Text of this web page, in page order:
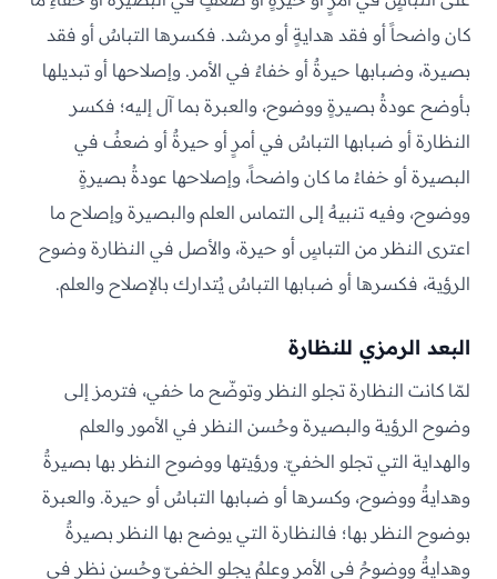
كان واضحاً أو فقد هدايةٍ أو مرشد. فكسرها التباسٌ أو فقد
بصيرة، وضبابها حيرةٌ أو خفاءٌ في الأمر. وإصلاحها أو تبديلها
بأوضح عودةُ بصيرةٍ ووضوح، والعبرة بما آل إليه؛ فكسر
النظارة أو ضبابها التباسٌ في أمرٍ أو حيرةٌ أو ضعفٌ في
البصيرة أو خفاءُ ما كان واضحاً، وإصلاحها عودةُ بصيرةٍ
ووضوح، وفيه تنبيهٌ إلى التماس العلم والبصيرة وإصلاح ما
اعترى النظر من التباسٍ أو حيرة، والأصل في النظارة وضوح
الرؤية، فكسرها أو ضبابها التباسٌ يُتدارك بالإصلاح والعلم.
البعد الرمزي للنظارة
لمّا كانت النظارة تجلو النظر وتوضّح ما خفي، فترمز إلى
وضوح الرؤية والبصيرة وحُسن النظر في الأمور والعلم
والهداية التي تجلو الخفيّ. ورؤيتها ووضوح النظر بها بصيرةٌ
وهدايةٌ ووضوح، وكسرها أو ضبابها التباسٌ أو حيرة. والعبرة
بوضوح النظر بها؛ فالنظارة التي يوضح بها النظر بصيرةٌ
وهدايةٌ ووضوحٌ في الأمر وعلمٌ يجلو الخفيّ وحُسن نظرٍ في